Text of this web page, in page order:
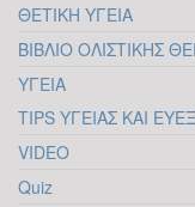
ΘΕΤΙΚΗ ΥΓΕΙΑ
ΒΙΒΛΙΟ ΟΛΙΣΤΙΚΗΣ
ΥΓΕΙΑ
TIPS ΥΓΕΙΑΣ ΚΑΙ
VIDEO
Quiz
αρκετά